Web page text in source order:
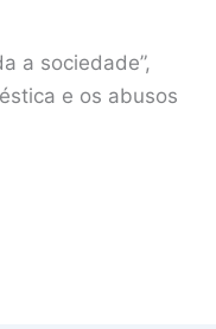
a sociedade”,
e os abusos